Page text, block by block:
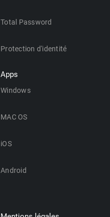
Total Password
Protection d'identité
Apps
Windows
MAC OS
iOS
Android